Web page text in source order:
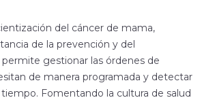
del cáncer de mama,
de la prevención y del
gestionar las órdenes de
de manera programada y detectar
Fomentando la cultura de salud